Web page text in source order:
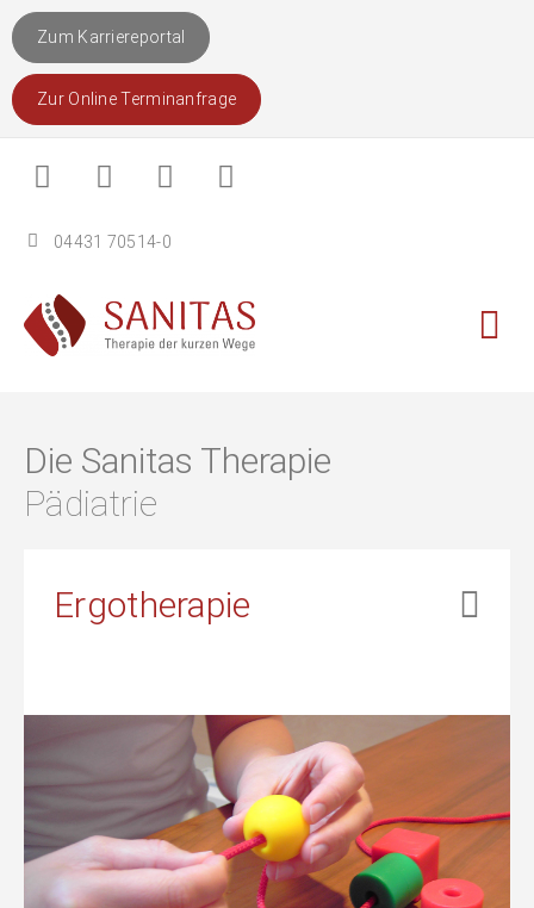
Zum Karriereportal
Zur Online Terminanfrage
04431 70514-0
Die Sanitas Therapie
Pädiatrie
Ergotherapie